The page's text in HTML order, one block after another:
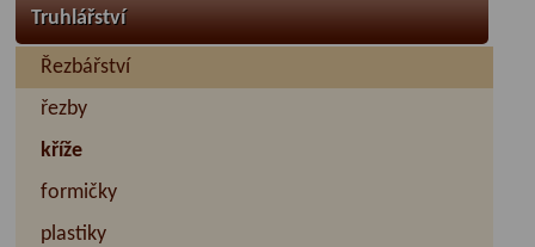
Truhlářství
Řezbářství
řezby
kříže
formičky
plastiky